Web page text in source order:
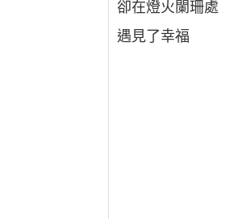
卻在燈火闌珊處
遇見了幸福